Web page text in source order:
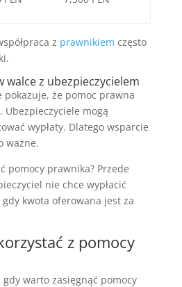
z prawnikiem często
walce z ubezpieczycielem
pokazuje, że pomoc prawna
Ubezpieczyciele mogą
wypłaty. Dlatego wsparcie
ważne.
pomocy prawnika? Przede
nie chce wypłacić
kwota oferowana jest za
z pomocy
warto zasięgnąć pomocy